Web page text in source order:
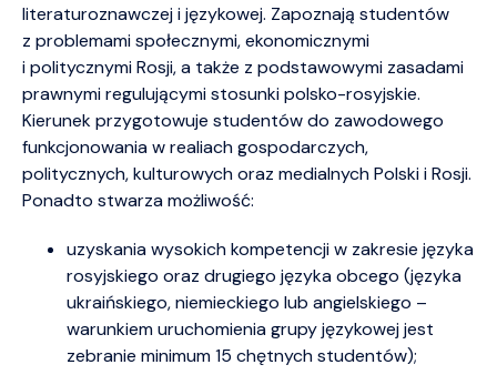
literaturoznawczej i językowej. Zapoznają studentów
z problemami społecznymi, ekonomicznymi
i politycznymi Rosji, a także z podstawowymi zasadami
prawnymi regulującymi stosunki polsko-rosyjskie.
Kierunek przygotowuje studentów do zawodowego
funkcjonowania w realiach gospodarczych,
politycznych, kulturowych oraz medialnych Polski i Rosji.
Ponadto stwarza możliwość:
uzyskania wysokich kompetencji w zakresie języka
rosyjskiego oraz drugiego języka obcego (języka
ukraińskiego, niemieckiego lub angielskiego –
warunkiem uruchomienia grupy językowej jest
zebranie minimum 15 chętnych studentów);